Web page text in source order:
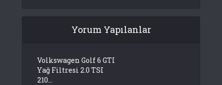
Yorum Yapılanlar
Volkswagen Golf 6 GTI
Yağ Filtresi 2.0 TSI
210...